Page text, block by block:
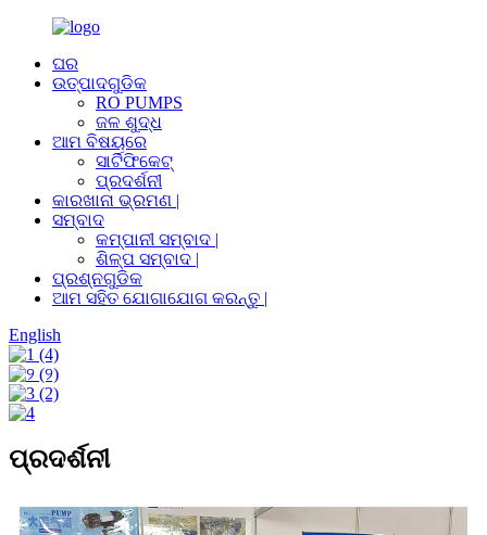
ଘର
ଉତ୍ପାଦଗୁଡିକ
RO PUMPS
ଜଳ ଶୁଦ୍ଧ
ଆମ ବିଷୟରେ
ସାର୍ଟିଫିକେଟ୍
ପ୍ରଦର୍ଶନୀ
କାରଖାନା ଭ୍ରମଣ |
ସମ୍ବାଦ
କମ୍ପାନୀ ସମ୍ବାଦ |
ଶିଳ୍ପ ସମ୍ବାଦ |
ପ୍ରଶ୍ନଗୁଡିକ
ଆମ ସହିତ ଯୋଗାଯୋଗ କରନ୍ତୁ |
English
ପ୍ରଦର୍ଶନୀ